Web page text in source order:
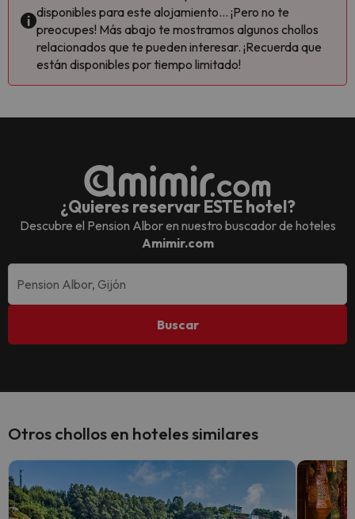
disponibles para este alojamiento... ¡Pero no te
preocupes! Más abajo te mostramos algunos chollos
relacionados que te pueden interesar. ¡Recuerda que
están disponibles por tiempo limitado!
¿Quieres reservar ESTE hotel?
Descubre el Pension Alboren nuestro buscador de hoteles
Amimir.com
Buscar
Otros chollos en hoteles similares